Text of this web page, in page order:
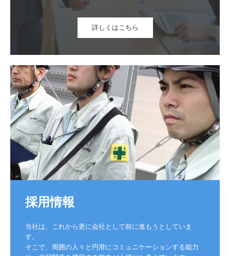
詳しくはこちら
採用情報
当社は、これから更に会社として前に進もうとしていま
す。
そこで、周囲の人々と円滑にコミュニケーションする能力